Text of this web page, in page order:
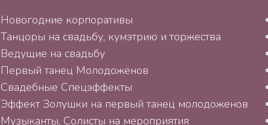
Новогодние корпоративы
Танцоры на свадьбу, кумэтрию и торжества
Ведущие на свадьбу
Первый танец Mолодожёнов
Свадебные Спецэффекты
Эффект Золушки на первый танец молодоженов
Музыканты, Солисты на мероприятия